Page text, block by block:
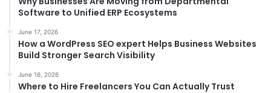
Software to Unified ERP Ecosystems
June 17, 2026
How a WordPress SEO expert Helps Business Websites
Build Stronger Search Visibility
June 16, 2026
Where to Hire Freelancers You Can Actually Trust